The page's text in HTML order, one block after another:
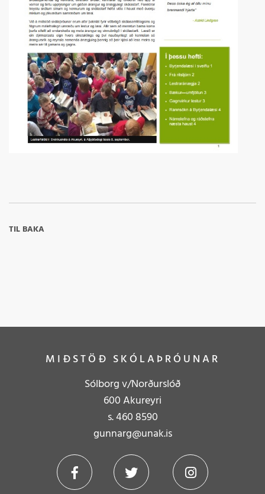
TIL BAKA
MIÐSTÖÐ SKÓLAÞRÓUNAR
Sólborg v/Norðurslóð
600 Akureyri
s.460 8590
gunnarg@unak.is